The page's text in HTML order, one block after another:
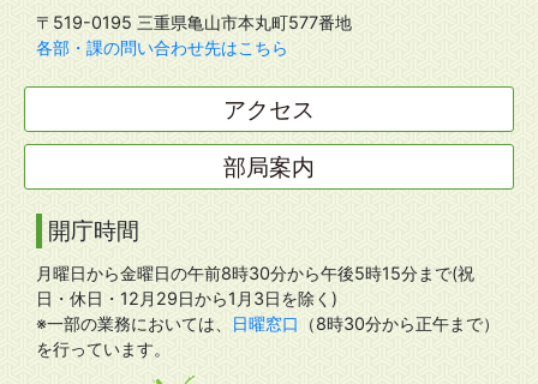
〒519-0195 三重県亀山市本丸町577番地
各部・課の問い合わせ先はこちら
アクセス
部局案内
開庁時間
月曜日から金曜日の午前8時30分から午後5時15分まで(祝
日・休日・12月29日から1月3日を除く)
※一部の業務においては、
日曜窓口
（8時30分から正午まで）
を行っています。